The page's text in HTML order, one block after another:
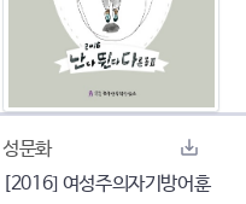
성문화
[2016] 여성주의자기방어훈